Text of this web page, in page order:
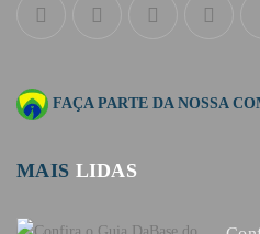
FAÇA PARTE DA NOSSA
MAIS LIDAS